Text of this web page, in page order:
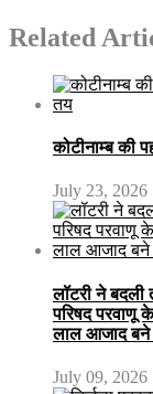
Related
कोटीनाम्ब की
July 23, 2026
लॉटरी ने बदली
परिषद परवाणू
लाल आजाद बने
July 09, 2026